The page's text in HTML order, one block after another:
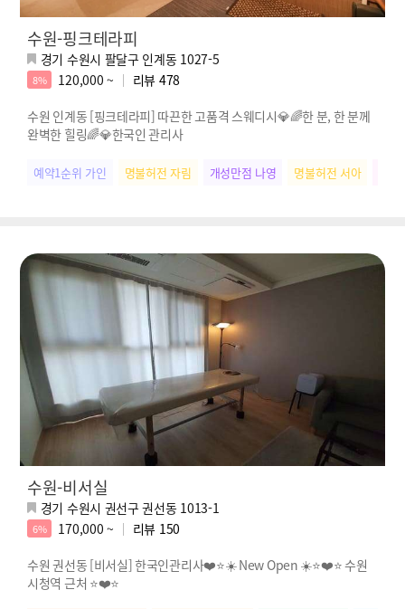
수원-핑크테라피
경기 수원시 팔달구 인계동 1027-5
8% 120,000 ~ 리뷰 478
수원 인계동 [핑크테라피] 따끈한 고품격 스웨디시💎🌈한 분, 한 분께
완벽한 힐링🌈💎한국인 관리사
예약1순위 가인 명불허전 자림 개성만점 나영 명불허전 서아
수원-비서실
경기 수원시 권선구 권선동 1013-1
6% 170,000 ~ 리뷰 150
수원 권선동 [비서실] 한국인관리사❤️⭐☀️ New Open ☀️⭐❤️⭐ 수원
시청역 근처 ⭐❤️⭐